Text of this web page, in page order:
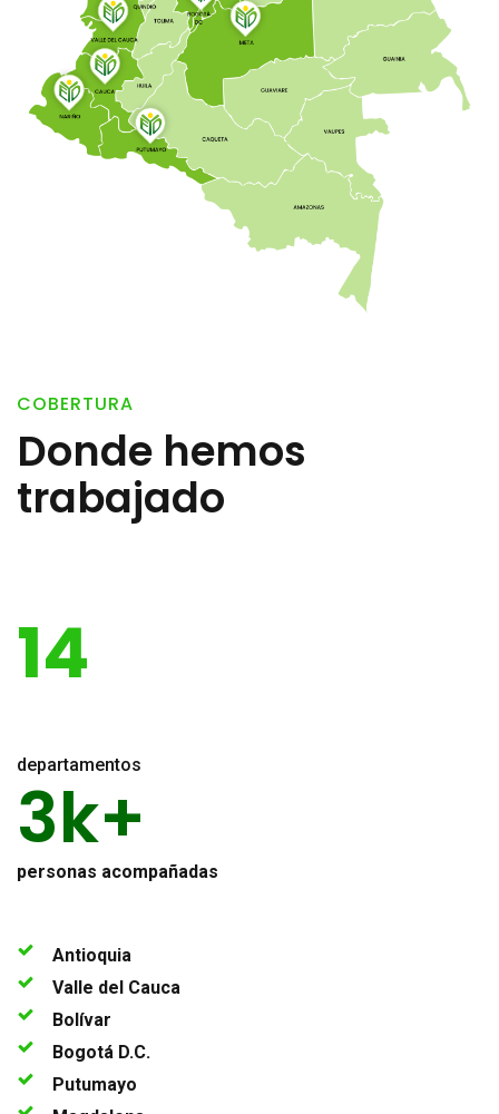
COBERTURA
Donde hemos
trabajado
14
departamentos
3k+
personas acompañadas
Antioquia
Valle del Cauca
Bolívar
Bogotá D.C.
Putumayo